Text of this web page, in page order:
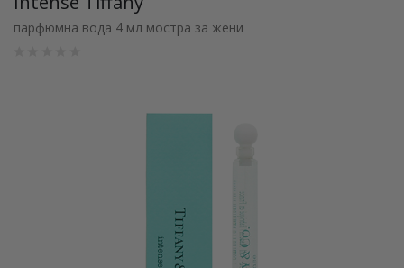
парфюмна вода 4 мл мостра за жени